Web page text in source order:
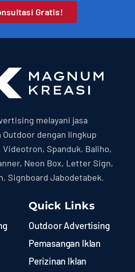
Gratis!
melayani jasa
Outdoor dengan lingkup
Spanduk, Baliho,
Neon Box, Letter Sign,
Signboard Jabodetabek.
Quick Links
Outdoor Advertising
Pemasangan Iklan
Perizinan Iklan